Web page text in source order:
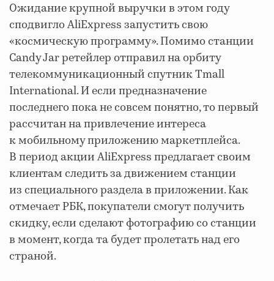
Ожидание крупной выручки в этом году
сподвигло AliExpress запустить свою
«космическую программу». Помимо станции
Candy Jar ретейлер отправил на орбиту
телекоммуникационный спутник Tmall
International. И если предназначение
последнего пока не совсем понятно, то первый
рассчитан на привлечение интереса
к мобильному приложению маркетплейса.
В период акции AliExpress предлагает своим
клиентам следить за движением станции
из специального раздела в приложении. Как
отмечает РБК, покупатели смогут получить
скидку, если сделают фотографию со станции
в момент, когда та будет пролетать над его
страной.